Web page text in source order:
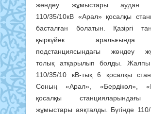
жөндеу жұмыстары аудан
110/35/10кВ «Арал» қосалқы
басталған болатын. Қазіргі
қыркүйек
подстанциясындағы жөндеу
толық атқарылып болды. Жалпы
110/35/10 кВ-тық 6 қосалқы
Соның «Арал», «Бердікөл»,
қосалқы
жұмыстары аяқталды. Бүгінде